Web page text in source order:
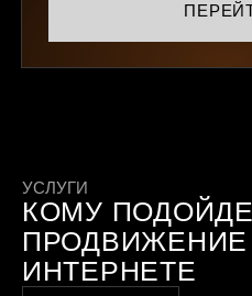
УСЛУГИ
КОМУ
ПРОДВИЖЕНИЕ
ИНТЕРНЕТЕ